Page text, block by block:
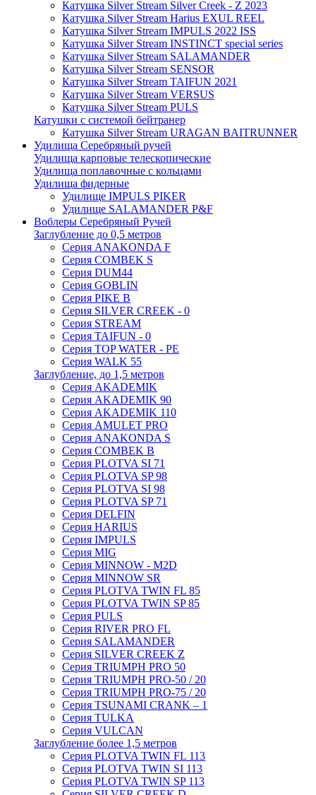
Катушка Silver Stream Silver Creek - Z 2023
Катушка Silver Stream Harius EXUL REEL
Катушка Silver Stream IMPULS 2022 ISS
Катушка Silver Stream INSTINCT special series
Катушка Silver Stream SALAMANDER
Катушка Silver Stream SENSOR
Катушка Silver Stream TAIFUN 2021
Катушка Silver Stream VERSUS
Катушка Silver Stream PULS
Катушки с системой бейтранер
Катушка Silver Stream URAGAN BAITRUNNER
Удилища Серебряный ручей
Удилища карповые телескопические
Удилища поплавочные с кольцами
Удилища фидерные
Удилище IMPULS PIKER
Удилище SALAMANDER P&F
Воблеры Серебряный Ручей
Заглубление до 0,5 метров
Серия ANAKONDA F
Серия COMBEK S
Серия DUM44
Серия GOBLIN
Серия PIKE B
Серия SILVER CREEK - 0
Серия STREAM
Серия TAIFUN - 0
Серия TOP WATER - PE
Серия WALK 55
Заглубление, до 1,5 метров
Серия AKADEMIK
Серия AKADEMIK 90
Серия AKADEMIK 110
Серия AMULET PRO
Серия ANAKONDA S
Серия COMBEK B
Серия PLOTVA SI 71
Серия PLOTVA SP 98
Серия PLOTVA SI 98
Серия PLOTVA SP 71
Серия DELFIN
Серия HARIUS
Серия IMPULS
Серия MIG
Серия MINNOW - M2D
Серия MINNOW SR
Серия PLOTVA TWIN FL 85
Серия PLOTVA TWIN SP 85
Серия PULS
Серия RIVER PRO FL
Серия SALAMANDER
Серия SILVER CREEK Z
Серия TRIUMPH PRO 50
Серия TRIUMPH PRO-50 / 20
Серия TRIUMPH PRO-75 / 20
Серия TSUNAMI CRANK – 1
Серия TULKA
Серия VULCAN
Заглубление более 1,5 метров
Серия PLOTVA TWIN FL 113
Серия PLOTVA TWIN SI 113
Серия PLOTVA TWIN SP 113